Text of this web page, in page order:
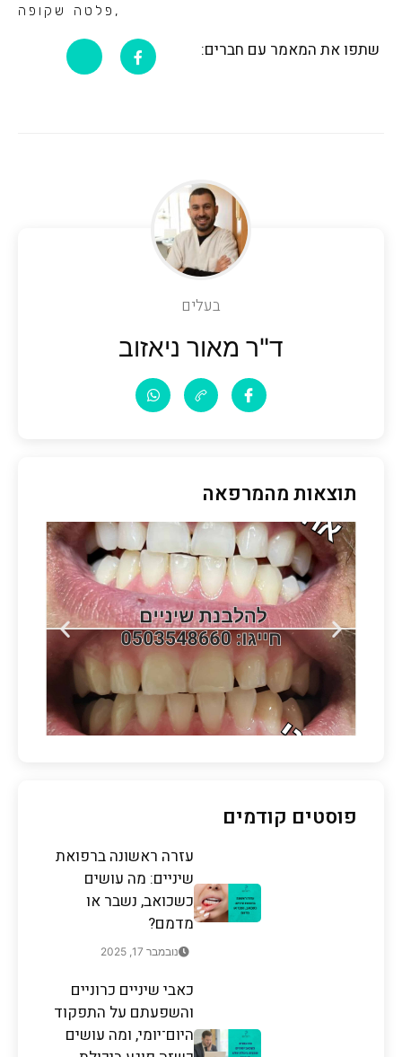
, פלטה שקופה
שתפו את המאמר עם חברים:
בעלים
ד"ר מאור ניאזוב
תוצאות מהמרפאה
פוסטים קודמים
עזרה ראשונה ברפואת
שיניים: מה עושים
כשכואב, נשבר או
מדמם?
נובמבר 17, 2025
כאבי שיניים כרוניים
והשפעתם על התפקוד
היום־יומי, ומה עושים